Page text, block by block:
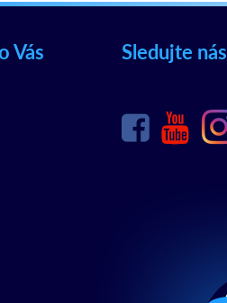
Vás Sledujte nás